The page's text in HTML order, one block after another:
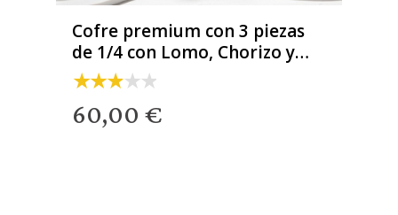
Cofre premium con 3 piezas
de 1/4 con Lomo, Chorizo y
Salchichón
60,00 €